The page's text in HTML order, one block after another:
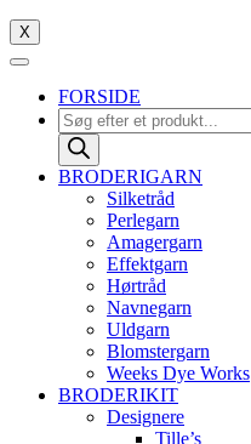
X
FORSIDE
Products
search
BRODERIGARN
Silketråd
Perlegarn
Amagergarn
Effektgarn
Hørtråd
Navnegarn
Uldgarn
Blomstergarn
Weeks Dye Works
BRODERIKIT
Designere
Tille’s